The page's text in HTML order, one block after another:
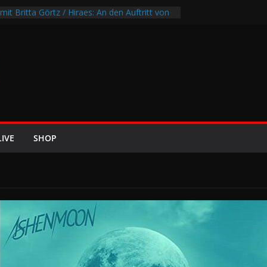
Britta Görtz / Hiraes: An den Auftritt von
Rockfestival 2026 lädt vom bis 22.
ins Wikingerland Haddeby
im Sommer 2026 mit den Nightwish
die europäischen Bühnen
2026 u.a. mit Helloween, In Flames,
und Eisbrecher
SHOP